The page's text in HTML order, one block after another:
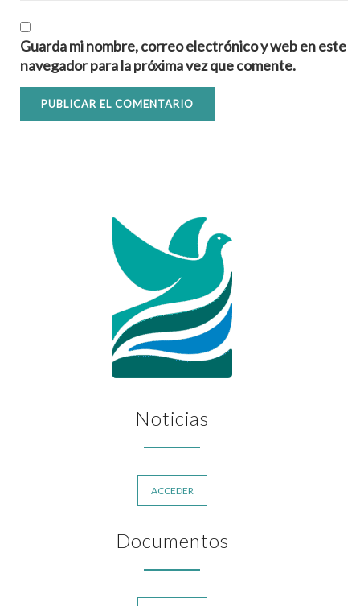
Guarda mi nombre, correo electrónico y web en este
navegador para la próxima vez que comente.
Noticias
ACCEDER
Documentos